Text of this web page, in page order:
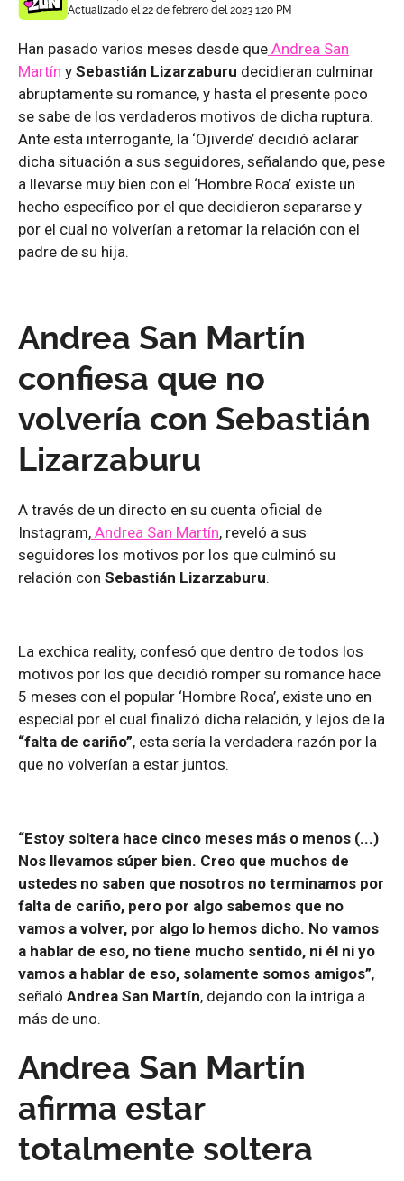
Actualizado el 22 de febrero del 2023 1:20 PM
Han pasado varios meses desde que Andrea San
Martín y Sebastián Lizarzaburu decidieran culminar
abruptamente su romance, y hasta el presente poco
se sabe de los verdaderos motivos de dicha ruptura.
Ante esta interrogante, la ‘Ojiverde’ decidió aclarar
dicha situación a sus seguidores, señalando que, pese
a llevarse muy bien con el ‘Hombre Roca’ existe un
hecho específico por el que decidieron separarse y
por el cual no volverían a retomar la relación con el
padre de su hija.
Andrea San Martín
confiesa que no
volvería con Sebastián
Lizarzaburu
A través de un directo en su cuenta oficial de
Instagram, Andrea San Martín, reveló a sus
seguidores los motivos por los que culminó su
relación con Sebastián Lizarzaburu.
La exchica reality, confesó que dentro de todos los
motivos por los que decidió romper su romance hace
5 meses con el popular ‘Hombre Roca’, existe uno en
especial por el cual finalizó dicha relación, y lejos de la
“falta de cariño”, esta sería la verdadera razón por la
que no volverían a estar juntos.
“Estoy soltera hace cinco meses más o menos (...)
Nos llevamos súper bien. Creo que muchos de
ustedes no saben que nosotros no terminamos por
falta de cariño, pero por algo sabemos que no
vamos a volver, por algo lo hemos dicho. No vamos
a hablar de eso, no tiene mucho sentido, ni él ni yo
vamos a hablar de eso, solamente somos amigos”,
señaló Andrea San Martín, dejando con la intriga a
más de uno.
Andrea San Martín
afirma estar
totalmente soltera